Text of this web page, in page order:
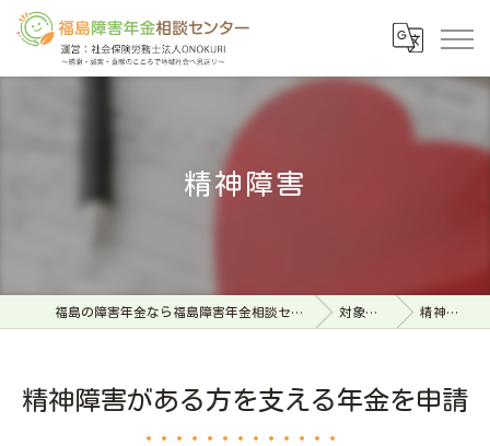
精神障害
福島の障害年金なら福島障害年金相談センター 対象傷病 精神障害
精神障害がある方を支える年金を申請